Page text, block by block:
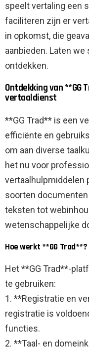
speelt vertaling een
faciliteren zijn er
in opkomst, die
aanbieden. Laten
ontdekken.
Ontdekking van **GG
vertaaldienst
**GG Trad** is een
efficiënte en
om aan diverse
het nu voor
vertaalhulpmiddelen
soorten
teksten tot
wetenschappelijke
Hoe werkt **GG Trad**?
Het **GG Trad**-
te gebruiken:
1. **Registratie en
registratie is
functies.
2. **Taal- en